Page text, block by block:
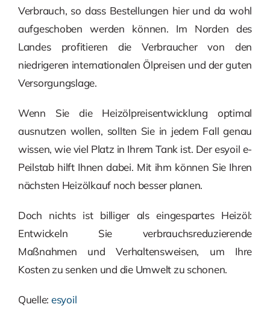
Verbrauch, so dass Bestellungen hier und da wohl
aufgeschoben werden können. Im Norden des
Landes profitieren die Verbraucher von den
niedrigeren internationalen Ölpreisen und der guten
Versorgungslage.
Wenn Sie die Heizölpreisentwicklung optimal
ausnutzen wollen, sollten Sie in jedem Fall genau
wissen, wie viel Platz in Ihrem Tank ist. Der esyoil e-
Peilstab hilft Ihnen dabei. Mit ihm können Sie Ihren
nächsten Heizölkauf noch besser planen.
Doch nichts ist billiger als eingespartes Heizöl:
Entwickeln Sie verbrauchsreduzierende
Maßnahmen und Verhaltensweisen, um Ihre
Kosten zu senken und die Umwelt zu schonen.
Quelle: esyoil